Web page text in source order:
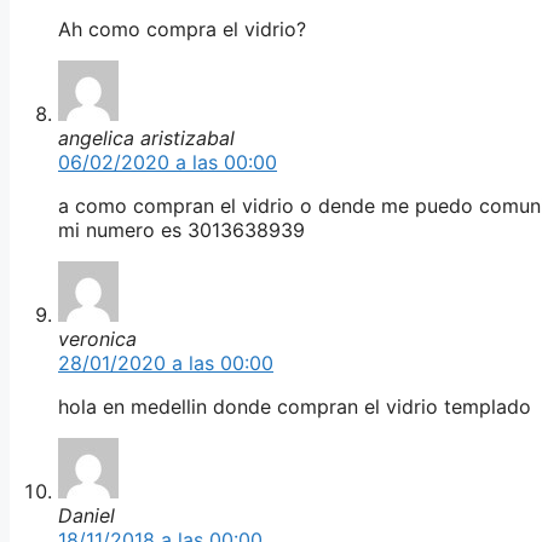
Ah como compra el vidrio?
angelica aristizabal
06/02/2020 a las 00:00
a como compran el vidrio o dende me puedo
mi numero es 3013638939
veronica
28/01/2020 a las 00:00
hola en medellin donde compran el vidrio templado
Daniel